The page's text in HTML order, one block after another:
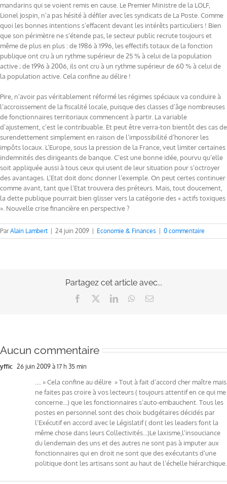
mandarins qui se voient remis en cause. Le Premier Ministre de la LOLF,
Lionel Jospin, n’a pas hésité à défiler avec les syndicats de La Poste. Comme
quoi les bonnes intentions s’effacent devant les intérêts particuliers ! Bien
que son périmètre ne s’étende pas, le secteur public recrute toujours et
même de plus en plus : de 1986 à 1996, les effectifs totaux de la fonction
publique ont cru à un rythme supérieur de 25 % à celui de la population
active ; de 1996 à 2006, ils ont cru à un rythme supérieur de 60 % à celui de
la population active. Cela confine au délire !
Pire, n’avoir pas véritablement réformé les régimes spéciaux va conduire à
l’accroissement de la fiscalité locale, puisque des classes d’âge nombreuses
de fonctionnaires territoriaux commencent à partir. La variable
d’ajustement, c’est le contribuable. Et peut être verra-ton bientôt des cas de
surendettement simplement en raison de l’impossibilité d’honorer les
impôts locaux. L’Europe, sous la pression de la France, veut limiter certaines
indemnités des dirigeants de banque. C’est une bonne idée, pourvu qu’elle
soit appliquée aussi à tous ceux qui usent de leur situation pour s’octroyer
des avantages. L’Etat doit donc donner l’exemple. On peut certes continuer
comme avant, tant que l’Etat trouvera des préteurs. Mais, tout doucement,
la dette publique pourrait bien glisser vers la catégorie des « actifs toxiques
». Nouvelle crise financière en perspective ?
ParAlain Lambert 24 juin 2009 Economie & Finances 0 commentaire
Partagez cet article avec...
Facebook LinkedInWhatsApp
Email
Aucun commentaire
yffic 26 juin 2009 à 17 h 35 min
…. » Cela confine au délire » Tout à fait d’accord cher maître mais
ne faites pas croire à vos lecteurs ( toujours attentif en ce qui me
concerne…) que les fonctionnaires s’auto-embauchent. Tous les
postes en personnel sont des choix budgétaires décidés par
l’Exécutif en accord avec le Législatif ( dont les leaders font la
même chose dans leurs Collectivités…)Le laxisme,l’insouciance
du lendemain des uns et des autres ne sont pas à imputer aux
fonctionnaires qui en droit ne sont que des exécutants d’une
politique dont les artisans sont au haut de l’échelle hiérarchique.